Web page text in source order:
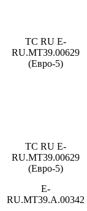
ТС RU E-
RU.MT39.00629
(Евро-5)
ТС RU E-
RU.MT39.00629
(Евро-5)
E-
RU.MT39.A.00342